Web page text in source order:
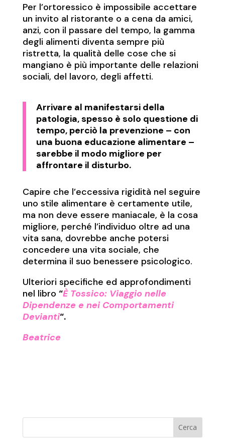
Per l’ortoressico è impossibile accettare
un invito al ristorante o a cena da amici,
anzi, con il passare del tempo, la gamma
degli alimenti diventa sempre più
ristretta, la qualità delle cose che si
mangiano è più importante delle relazioni
sociali, del lavoro, degli affetti.
Arrivare al manifestarsi della
patologia, spesso è solo questione di
tempo, perciò la prevenzione – con
una buona educazione alimentare –
sarebbe il modo migliore per
affrontare il disturbo.
Capire che l’eccessiva rigidità nel seguire
uno stile alimentare è certamente utile,
ma non deve essere maniacale, è la cosa
migliore, perché l’individuo oltre ad una
vita sana, dovrebbe anche potersi
concedere una vita sociale, che
determina il suo benessere psicologico.
Ulteriori specifiche ed approfondimenti
nel libro “È Tossico: Viaggio nelle
Dipendenze e nei Comportamenti
Devianti“.
Beatrice